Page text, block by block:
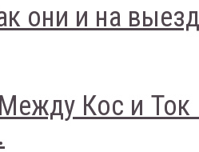
они и на
Кос и